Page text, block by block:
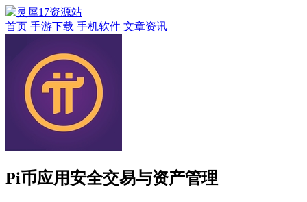
首页 手游下载 手机软件 文章资讯
Pi币应用安全交易与资产管理